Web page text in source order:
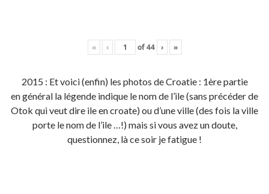
« ‹ of44 › »
2015 : Et voici (enfin) les photos de Croatie : 1ère partie
en général la légende indique le nom de l’ile (sans précéder de
Otok qui veut dire ile en croate) ou d’une ville (des fois la ville
porte le nom de l’ile …!) mais si vous avez un doute,
questionnez, là ce soir je fatigue !